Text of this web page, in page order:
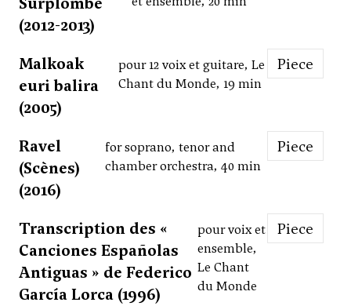
(2012-2013)
Malkoak
euri balira
(2005)
pour 12 voix et guitare, Le
Chant du Monde, 19 min
Piece
Ravel
(Scènes)
(2016)
for soprano, tenor and
chamber orchestra, 40 min
Piece
Transcription des «
Canciones Españolas
Antiguas » de Federico
García Lorca (1996)
pour voix et
ensemble,
Le Chant
du Monde
Piece